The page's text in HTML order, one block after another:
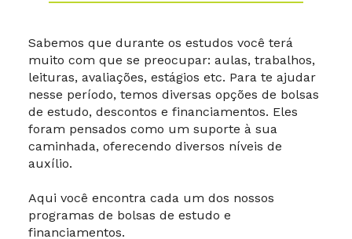
Sabemos que durante os estudos você terá
muito com que se preocupar: aulas, trabalhos,
leituras, avaliações, estágios etc. Para te ajudar
nesse período, temos diversas opções de bolsas
de estudo, descontos e financiamentos. Eles
foram pensados como um suporte à sua
caminhada, oferecendo diversos níveis de
auxílio.
Aqui você encontra cada um dos nossos
programas de bolsas de estudo e
financiamentos.